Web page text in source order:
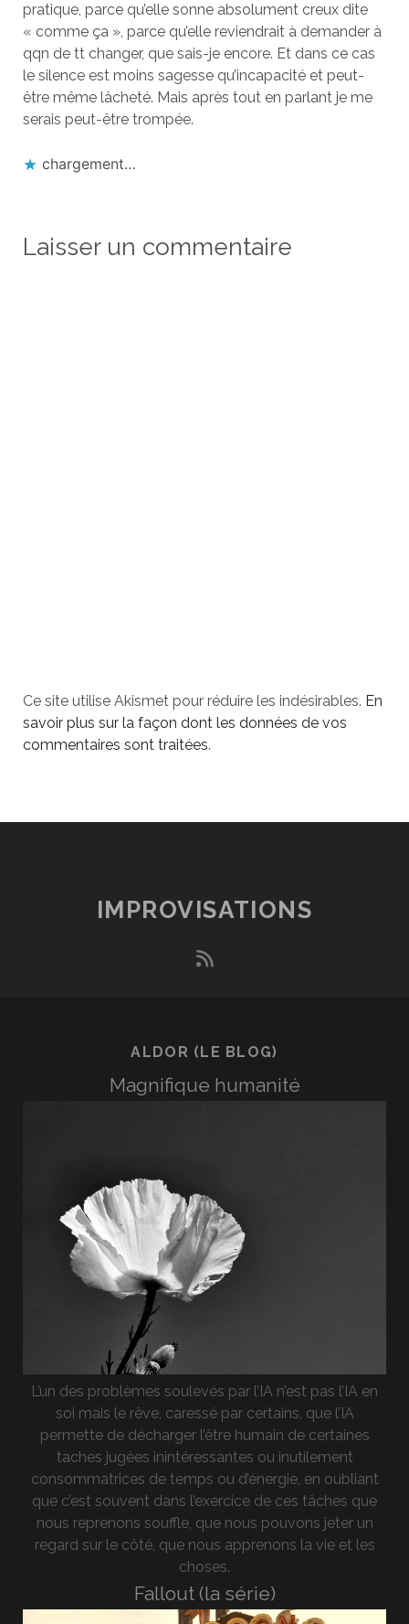
pratique, parce qu’elle sonne absolument creux dite
« comme ça », parce qu’elle reviendrait à demander à
qqn de tt changer, que sais-je encore. Et dans ce cas
le silence est moins sagesse qu’incapacité et peut-
être même lâcheté. Mais après tout en parlant je me
serais peut-être trompée.
chargement…
Laisser un commentaire
Ce site utilise Akismet pour réduire les indésirables. En
savoir plus sur la façon dont les données de vos
commentaires sont traitées.
IMPROVISATIONS
rss
ALDOR (LE BLOG)
Magnifique humanité
L’un des problèmes soulevés par l’IA n’est pas l’IA en
soi mais le rêve, caressé par certains, que l’IA
permette de décharger l’être humain de certaines
taches jugées inintéressantes ou inutilement
consommatrices de temps ou d’énergie, en oubliant
que c’est souvent dans l’exercice de ces tâches que
nous reprenons souffle, que nous pouvons jeter un
regard sur le côté, que nous apprenons la vie et les
choses.
Fallout (la série)